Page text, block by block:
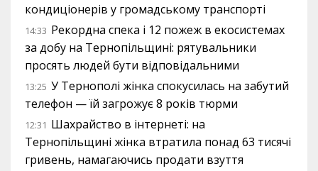
кондиціонерів у громадському транспорті
14:33 Рекордна спека і 12 пожеж в екосистемах
за добу на Тернопільщині: рятувальники
просять людей бути відповідальними
13:25 У Тернополі жінка спокусилась на забутий
телефон — їй загрожує 8 років тюрми
12:31 Шахрайство в інтернеті: на
Тернопільщині жінка втратила понад 63 тисячі
гривень, намагаючись продати взуття